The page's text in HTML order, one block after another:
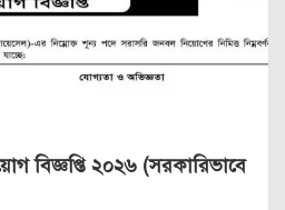
বিজ্ঞপ্তি ২০২৬ (সরকারিভাবে